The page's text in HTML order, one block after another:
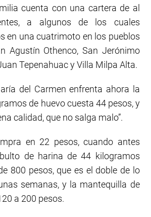
cuenta con una cartera de al
a algunos de los cuales
en una cuatrimoto en los pueblos
Agustín Othenco, San Jerónimo
Tepenahuac y Villa Milpa Alta.
del Carmen enfrenta ahora la
de huevo cuesta 44 pesos, y
calidad, que no salga malo”.
en 22 pesos, cuando antes
de harina de 44 kilogramos
800 pesos, que es el doble de lo
semanas, y la mantequilla de
a 200 pesos.